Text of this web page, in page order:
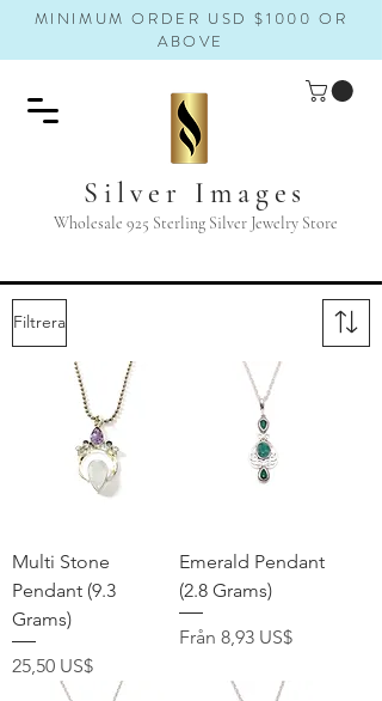
MINIMUM ORDER USD $1000 OR
ABOVE
Silver Images
Wholesale 925 Sterling Silver Jewelry Store
Filtrera
Multi Stone
Pendant (9.3
Grams)
Pris
25,50 US$
Emerald Pendant
(2.8 Grams)
Från 8,93 US$
Reapris